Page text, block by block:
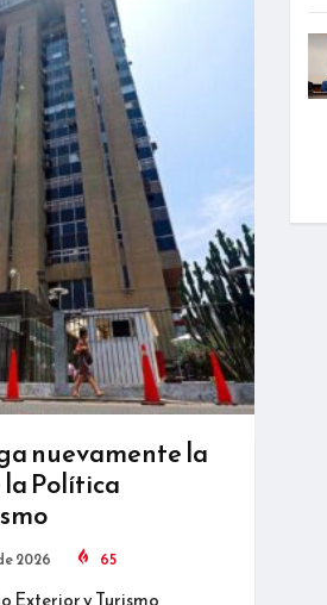
nuevamente la
Política
2026 65
Exterior y Turismo